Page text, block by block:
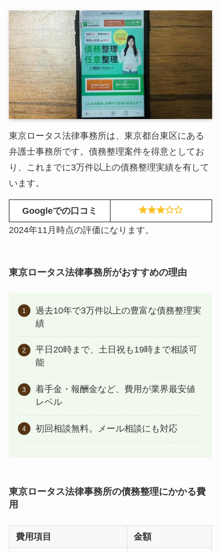
東京ロータス法律事務所は、東京都台東区にある
弁護士事務所です。債務整理案件を得意としてお
り、これまでに3万件以上の債務整理実績を有して
います。
Googleでの口コミ
2024年11月時点の評価になります。
東京ロータス法律事務所がおすすめの理由
過去10年で3万件以上の豊富な債務整理実
績
平日20時まで、土日祝も19時まで相談可
能
着手金・報酬金など、費用が業界最安値
レベル
初回相談無料。メール相談にも対応
東京ロータス法律事務所の債務整理にかかる費
用
費用項目 金額